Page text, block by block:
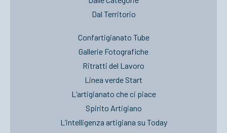
Dal Territorio
Confartigianato Tube
Gallerie Fotografiche
Ritratti del Lavoro
Linea verde Start
L’artigianato che ci piace
Spirito Artigiano
L’intelligenza artigiana su Today